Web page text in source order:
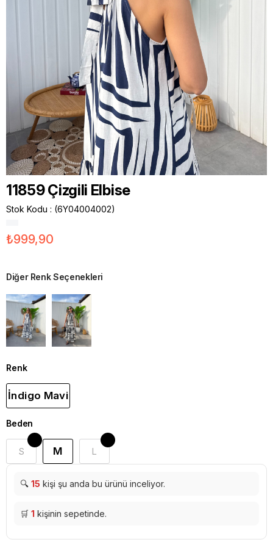
11859 Çizgili Elbise
Stok Kodu (6Y04004002)
₺999,90
Diğer Renk Seçenekleri
Renk
İndigo Mavi
Beden
S M L
🔍 15 kişi şu anda bu ürünü inceliyor.
🛒 1 kişinin sepetinde.